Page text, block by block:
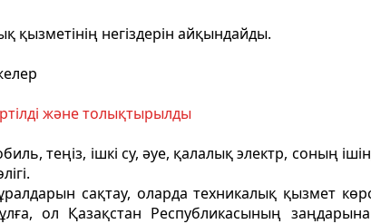
қызметiнiң негiздерiн айқындайды.
және толықтырылды
теңiз, iшкi су, әуе, қалалық электр, соның
сақтау, оларда техникалық қызмет
ол Қазақстан Республикасының заңдарына